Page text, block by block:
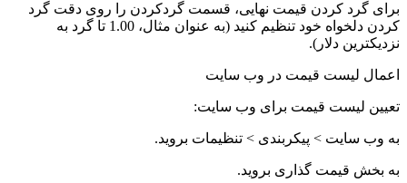
برای گرد کردن قیمت نهایی، قسمت گردکردن را روی دقت گرد
کردن دلخواه خود تنظیم کنید (به عنوان مثال، 1.00 تا گرد به
نزدیکترین دلار).
اعمال لیست قیمت در وب سایت
تعیین لیست قیمت برای وب سایت:
به وب سایت > پیکربندی > تنظیمات بروید.
به بخش قیمت گذاری بروید.